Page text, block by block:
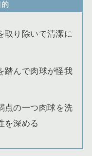
的
取り除いて清潔に
踏んで肉球が怪我
点の一つ肉球を洗
を深める